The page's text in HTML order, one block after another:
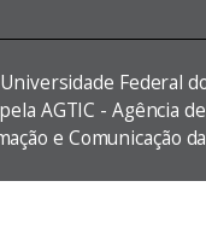
Federal
AGTIC - Agência
e Comunicação